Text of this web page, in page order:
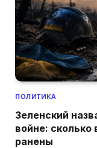
ПОЛИТИКА
Зеленский
войне: сколько
ранены